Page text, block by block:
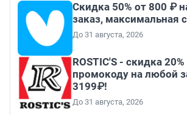
Скидка 50% от 800 ₽
заказ, максимальная
До 31 августа, 2026
ROSTIC'S - скидка 20%
промокоду на любой
3199₽!
До 31 августа, 2026